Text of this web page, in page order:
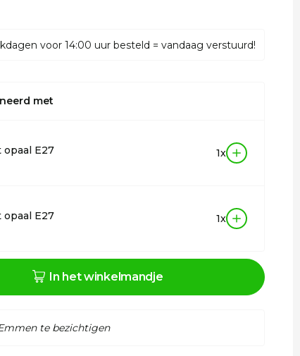
voor 14:00 uur besteld = vandaag verstuurd!
met
opaal E27 1x
opaal E27 1x
In het winkelmandje
te bezichtigen